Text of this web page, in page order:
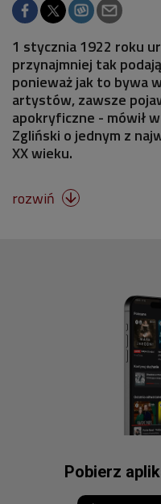
1 stycznia 1922 roku
przynajmniej tak
ponieważ jak to bywa
artystów, zawsze
apokryficzne - mówił
Zgliński o jednym z
XX wieku.
rozwiń 
Pobierz